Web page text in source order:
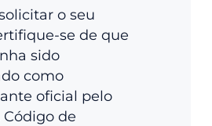
o seu
se de que
sido
como
oficial pelo
de